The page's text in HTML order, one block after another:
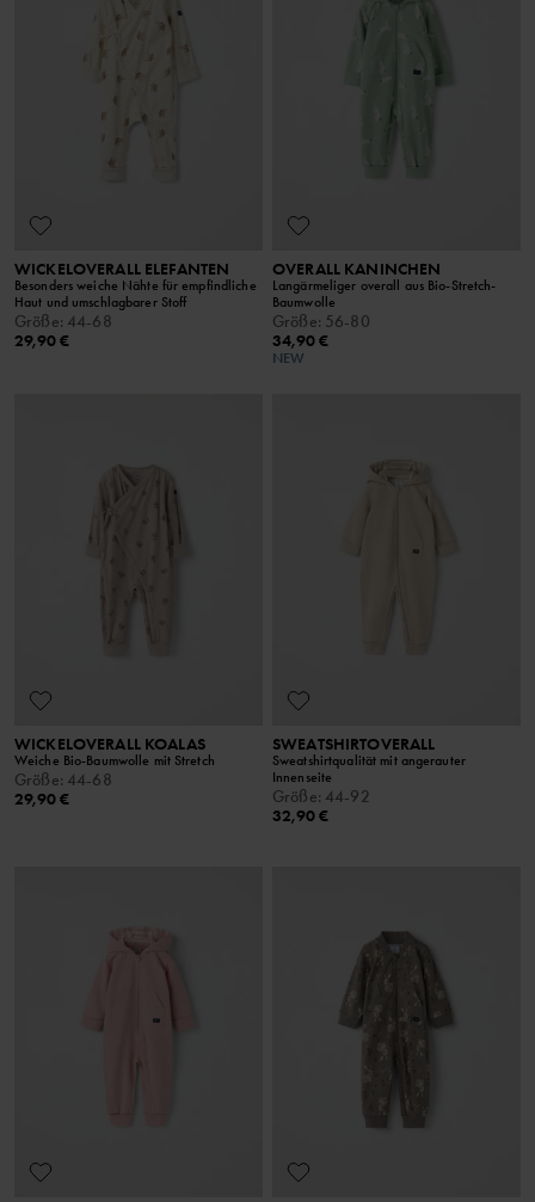
WICKELOVERALL ELEFANTEN
Besonders weiche Nähte für empfindliche
Haut und umschlagbarer Stoff
Größe: 44-68
29,90 €
OVERALL KANINCHEN
Langärmeliger overall aus Bio-Stretch-
Baumwolle
Größe: 56-80
34,90 €
NEW
WICKELOVERALL KOALAS
Weiche Bio-Baumwolle mit Stretch
Größe: 44-68
29,90 €
SWEATSHIRTOVERALL
Sweatshirtqualität mit angerauter
Innenseite
Größe: 44-92
32,90 €